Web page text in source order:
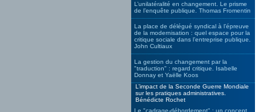
L’unilatéralité en changement. Le prisme
de l’enquête publique. Thomas Fromentin
La place de délégué syndical à l’épreuve
de la modernisation : quel espace pour la
critique sociale dans l’entreprise publique.
John Cultiaux
La gestion du changement par la
"traduction" : regard critique. Isabelle
Donnay et Yaëlle Koos
L’impact de la Seconde Guerre Mondiale
sur les pratiques administratives.
Bénédicte Rochet
Le "cadrage-débordement" : un concept